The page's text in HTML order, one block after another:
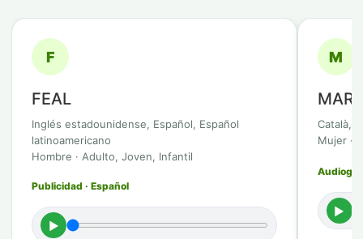
F
FEAL
Inglés estadounidense, Español, Español
latinoamericano
Hombre · Adulto, Joven, Infantil
Publicidad · Español
►
M
Català,
Mujer ·
►